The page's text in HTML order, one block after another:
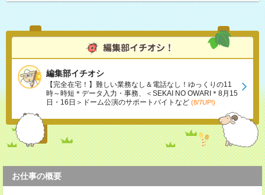
編集部イチオシ
【完全在宅！】難しい業務なし＆電話なし！ゆっくりの11
時～時短＊データ入力・事務、＜SEKAI NO OWARI＊8月15
日・16日＞ドーム公演のサポートバイトなど (8/7UP!)
お仕事の概要